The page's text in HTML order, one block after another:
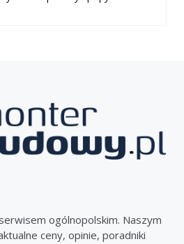
ogólnopolskim. Naszym
ceny, opinie, poradniki